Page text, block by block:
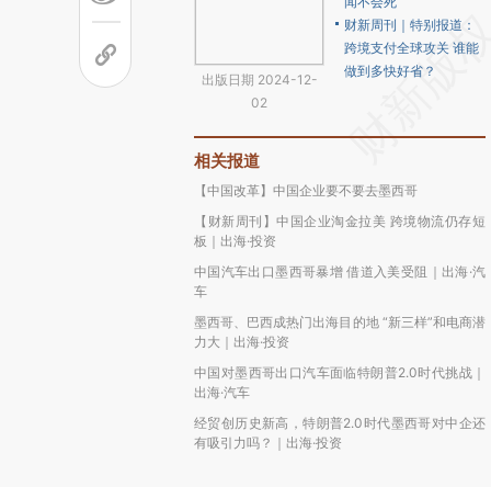
出版日期 2024-12-
02
财新周刊｜特别报道：
跨境支付全球攻关 谁能
做到多快好省？
相关报道
【中国改革】中国企业要不要去墨西哥
【财新周刊】中国企业淘金拉美 跨境物流仍存短
板｜出海·投资
中国汽车出口墨西哥暴增 借道入美受阻｜出海·汽
车
墨西哥、巴西成热门出海目的地 “新三样”和电商潜
力大｜出海·投资
中国对墨西哥出口汽车面临特朗普2.0时代挑战｜
出海·汽车
经贸创历史新高，特朗普2.0时代墨西哥对中企还
有吸引力吗？｜出海·投资